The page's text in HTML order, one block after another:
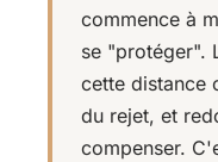
commence à
se "protéger".
cette distance
du rejet, et
compenser.